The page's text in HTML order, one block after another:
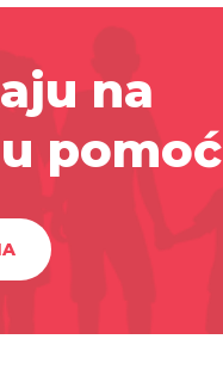
na
pomoć